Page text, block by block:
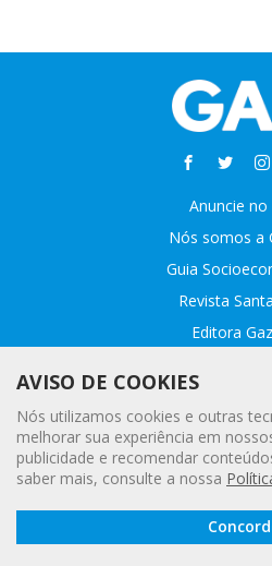
Anuncie no
Nós somos a
Guia
Revista
Editora
Fale
Webmail
Assinatura
Política
de Dados
AVISO DE COOKIES
Nós utilizamos cookies e outras
melhorar sua experiência em
publicidade e recomendar
saber mais, consulte a nossa